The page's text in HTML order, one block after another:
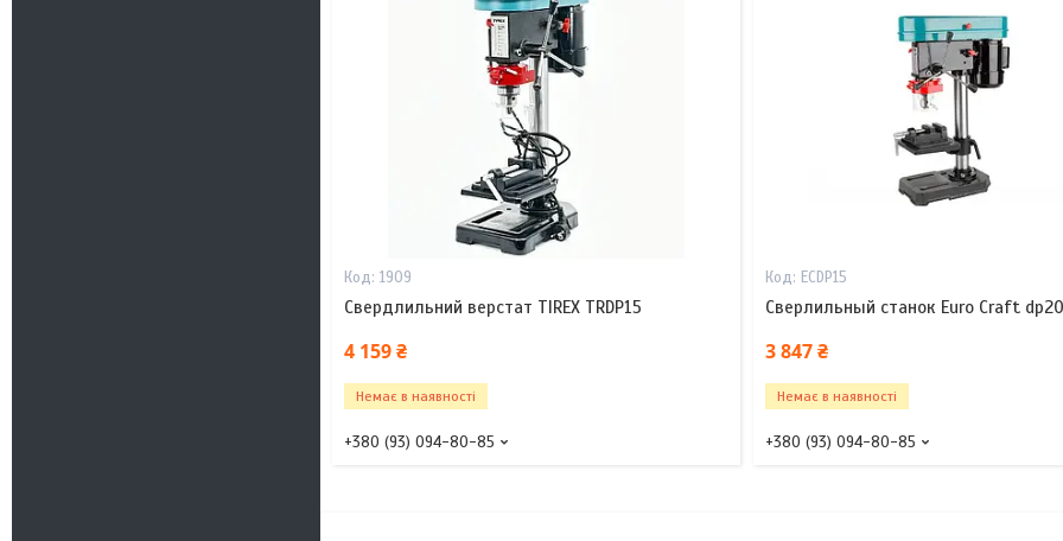
1909
Свердлильний верстат TIREX TRDP15
4 159 ₴
Немає в наявності
+380 (93) 094-80-85
ECDP15
Сверлильный станок Euro Craft
3 847 ₴
Немає в наявності
+380 (93) 094-80-85